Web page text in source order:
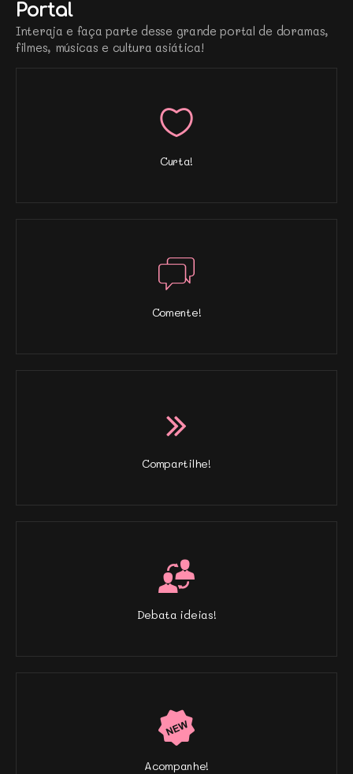
Portal
Interaja e faça parte desse grande portal de doramas,
filmes, músicas e cultura asiática!
Curta!
Comente!
Compartilhe!
Debata ideias!
Acompanhe!